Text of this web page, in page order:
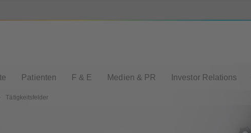
Patienten F & E Medien & PR Investor Relations
Tätigkeitsfelder